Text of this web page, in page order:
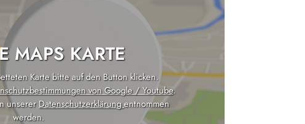
MAPS KARTE
Karte bitte auf den Button klicken.
von Google / Youtube.
unsererDatenschutzerklärungentnommen
werden.